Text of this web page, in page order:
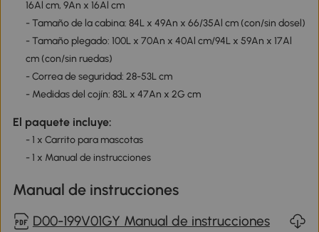
16Al cm, 9An x 16Al cm
- Tamaño de la cabina: 84L x 49An x 66/35Al cm (con/sin dosel)
- Tamaño plegado: 100L x 70An x 40Al cm/94L x 59An x 17Al
cm (con/sin ruedas)
- Correa de seguridad: 28-53L cm
- Medidas del cojín: 83L x 47An x 2G cm
El paquete incluye:
- 1 x Carrito para mascotas
- 1 x Manual de instrucciones
Manual de instrucciones
D00-199V01GY Manual de instrucciones